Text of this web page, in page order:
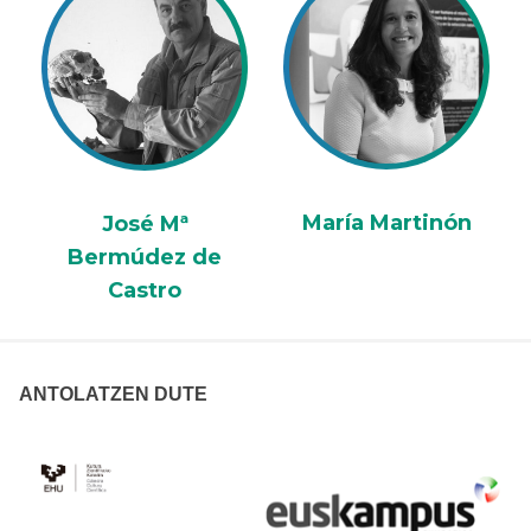
José Mª
Bermúdez de
Castro
María Martinón
ANTOLATZEN DUTE